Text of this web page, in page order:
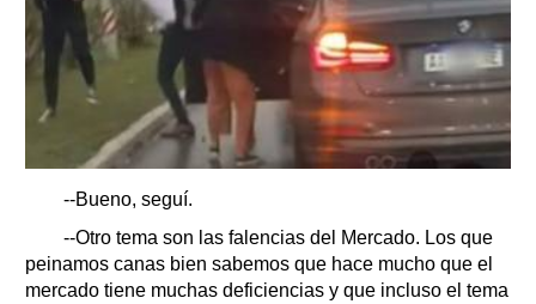
--Bueno, seguí.
--Otro tema son las falencias del Mercado. Los que
peinamos canas bien sabemos que hace mucho que el
mercado tiene muchas deficiencias y que incluso el tema